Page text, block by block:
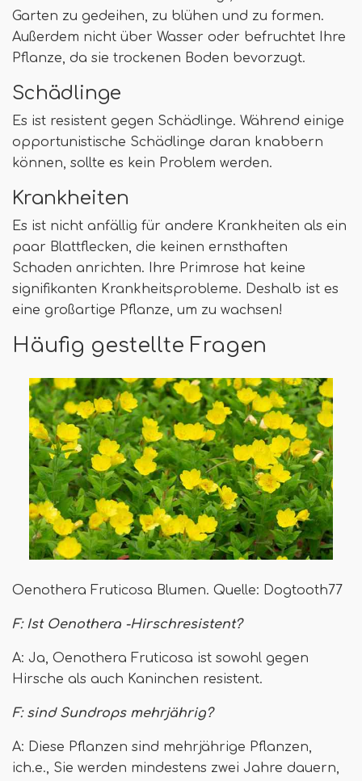
Garten zu gedeihen, zu blühen und zu formen.
Außerdem nicht über Wasser oder befruchtet Ihre
Pflanze, da sie trockenen Boden bevorzugt.
Schädlinge
Es ist resistent gegen Schädlinge. Während einige
opportunistische Schädlinge daran knabbern
können, sollte es kein Problem werden.
Krankheiten
Es ist nicht anfällig für andere Krankheiten als ein
paar Blattflecken, die keinen ernsthaften
Schaden anrichten. Ihre Primrose hat keine
signifikanten Krankheitsprobleme. Deshalb ist es
eine großartige Pflanze, um zu wachsen!
Häufig gestellte Fragen
Oenothera Fruticosa Blumen. Quelle: Dogtooth77
F: Ist Oenothera -Hirschresistent?
A: Ja, Oenothera Fruticosa ist sowohl gegen
Hirsche als auch Kaninchen resistent.
F: sind Sundrops mehrjährig?
A: Diese Pflanzen sind mehrjährige Pflanzen,
ich.e., Sie werden mindestens zwei Jahre dauern,